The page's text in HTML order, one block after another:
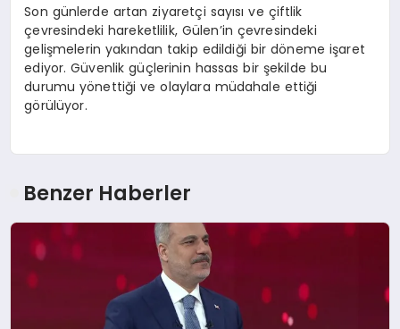
Son günlerde artan ziyaretçi sayısı ve çiftlik
çevresindeki hareketlilik, Gülen’in çevresindeki
gelişmelerin yakından takip edildiği bir döneme işaret
ediyor. Güvenlik güçlerinin hassas bir şekilde bu
durumu yönettiği ve olaylara müdahale ettiği
görülüyor.
Benzer Haberler